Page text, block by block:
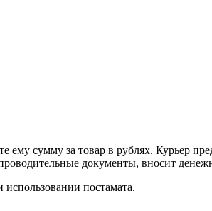
сумму за товар в рублях. Курьер
документы, вносит
постамата.